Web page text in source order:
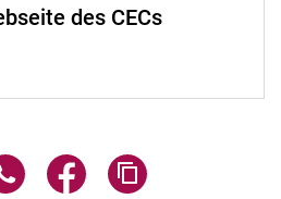
des CECs
über E-Mail teilen
Seite über WhatsApp teilen
Seite über Facebook